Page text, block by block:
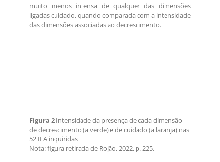
muito menos intensa de qualquer das dimensões
ligadas cuidado, quando comparada com a intensidade
das dimensões associadas ao decrescimento.
Figura 2 Intensidade da presença de cada dimensão
de decrescimento (a verde) e de cuidado (a laranja) nas
52 ILA inquiridas
Nota: figura retirada de Rojão, 2022, p. 225.